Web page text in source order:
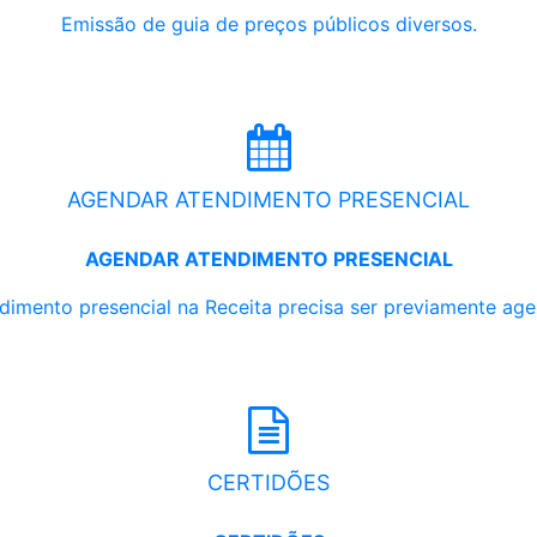
Emissão de guia de preços públicos diversos.
AGENDAR ATENDIMENTO PRESENCIAL
AGENDAR ATENDIMENTO PRESENCIAL
presencial na Receita precisa ser previamente
CERTIDÕES